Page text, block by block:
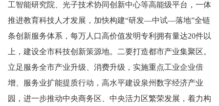
工智能研究院、光子技术协同创新中心等高能级平台，一体
推进教育科技人才发展，加快构建“研发—中试—落地”全链
条创新服务体系，每万人口高价值发明专利拥有量达20件以
上，建设全市科技创新策源地。二要打造都市产业集聚区。
立足服务全市产业升级、消费升级，实施重点工业企业倍
增、服务业扩能提质行动，高水平建设泉州数字经济产业
园，进一步推动中央商务区、中央活力区繁荣发展，着力构